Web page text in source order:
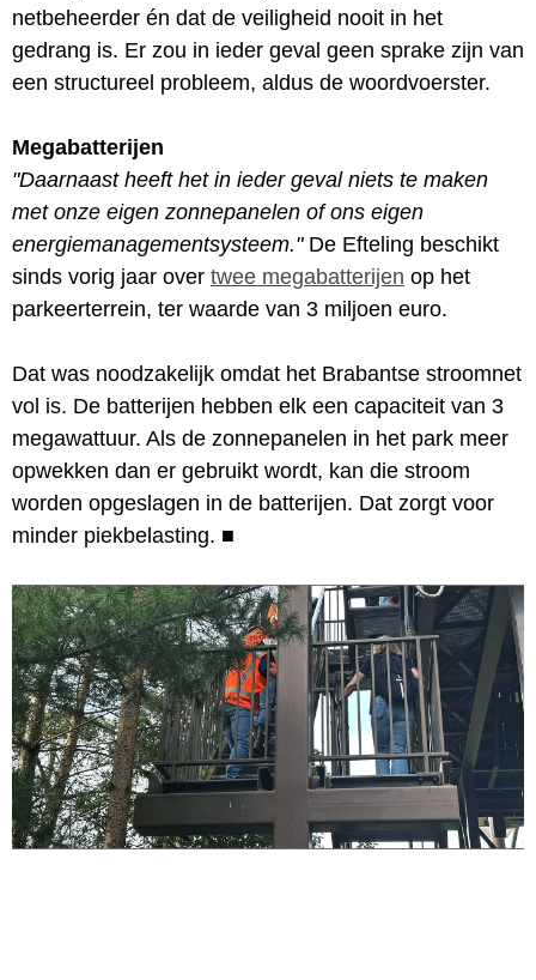
netbeheerder én dat de veiligheid nooit in het
gedrang is. Er zou in ieder geval geen sprake zijn van
een structureel probleem, aldus de woordvoerster.
Megabatterijen
"Daarnaast heeft het in ieder geval niets te maken
met onze eigen zonnepanelen of ons eigen
energiemanagementsysteem."De Efteling beschikt
sinds vorig jaar over twee megabatterijen op het
parkeerterrein, ter waarde van 3 miljoen euro.
Dat was noodzakelijk omdat het Brabantse stroomnet
vol is. De batterijen hebben elk een capaciteit van 3
megawattuur. Als de zonnepanelen in het park meer
opwekken dan er gebruikt wordt, kan die stroom
worden opgeslagen in de batterijen. Dat zorgt voor
minder piekbelasting. ■